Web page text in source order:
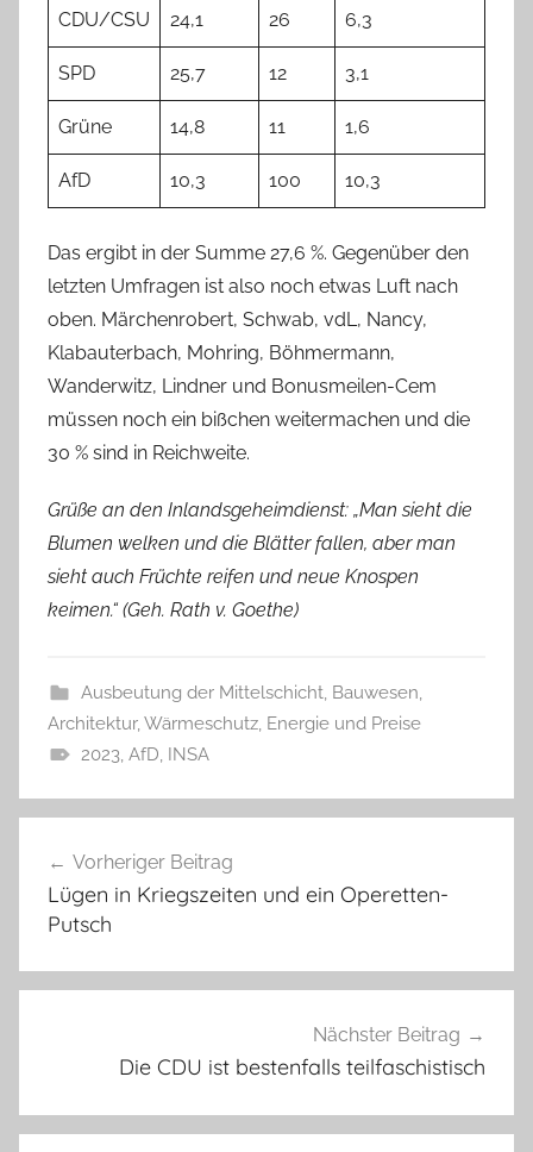
CDU/CSU 24,1 26 6,3
SPD 25,7 12 3,1
Grüne 14,8 11 1,6
AfD 10,3 100 10,3
Das ergibt in der Summe 27,6 %. Gegenüber den
letzten Umfragen ist also noch etwas Luft nach
oben. Märchenrobert, Schwab, vdL, Nancy,
Klabauterbach, Mohring, Böhmermann,
Wanderwitz, Lindner und Bonusmeilen-Cem
müssen noch ein bißchen weitermachen und die
30 % sind in Reichweite.
Grüße an den Inlandsgeheimdienst: „Man sieht die
Blumen welken und die Blätter fallen, aber man
sieht auch Früchte reifen und neue Knospen
keimen.“ (Geh. Rath v. Goethe)
Ausbeutung der Mittelschicht, Bauwesen,
Architektur, Wärmeschutz, Energie und Preise
2023, AfD, INSA
Vorheriger Beitrag
Lügen in Kriegszeiten und ein Operetten-
Putsch
Nächster Beitrag
Die CDU ist bestenfalls teilfaschistisch